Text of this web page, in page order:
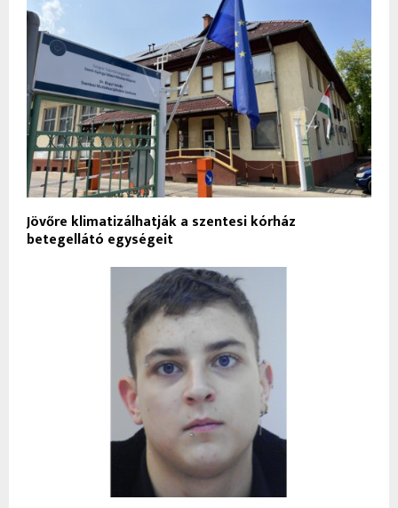
Jövőre klimatizálhatják a szentesi kórház
betegellátó egységeit